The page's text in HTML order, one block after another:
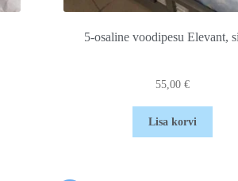
5-osaline voodipesu Elevant,
55,00 €
Lisa korvi